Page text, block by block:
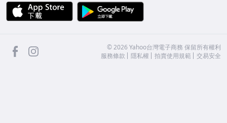
APP Store
facebook ©2026 Yahoo台灣電子商務 保留所有權利
服務條款
隱私權 拍賣使用規範 交易安全